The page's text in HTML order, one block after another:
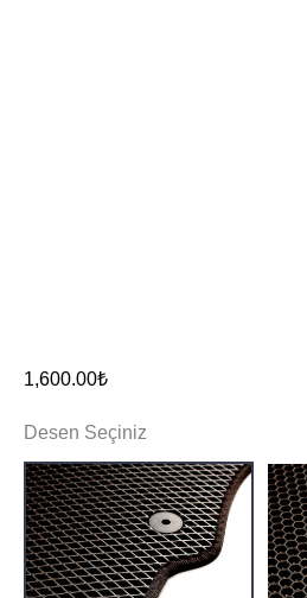
1,600.00₺
Desen Seçiniz